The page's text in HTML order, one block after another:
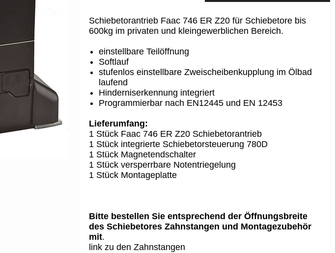
Schiebetorantrieb Faac 746 ER Z20 für Schiebetore bis
600kg im privaten und kleingewerblichen Bereich.
einstellbare Teilöffnung
Softlauf
stufenlos einstellbare Zweischeibenkupplung im Ölbad
laufend
Hinderniserkennung integriert
Programmierbar nach EN12445 und EN 12453
Lieferumfang:
1 Stück Faac 746 ER Z20 Schiebetorantrieb
1 Stück integrierte Schiebetorsteuerung 780D
1 Stück Magnetendschalter
1 Stück versperrbare Notentriegelung
1 Stück Montageplatte
Bitte bestellen Sie entsprechend der Öffnungsbreite
des Schiebetores Zahnstangen und Montagezubehör
mit.
link zu den Zahnstangen